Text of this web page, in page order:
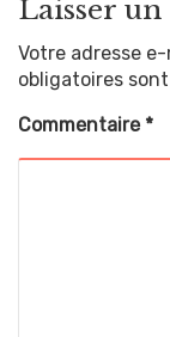
Laisser
Votre adresse
obligatoires
Commentaire *